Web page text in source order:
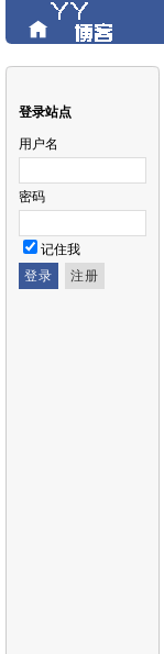
登录站点
用户名
密码
记住我